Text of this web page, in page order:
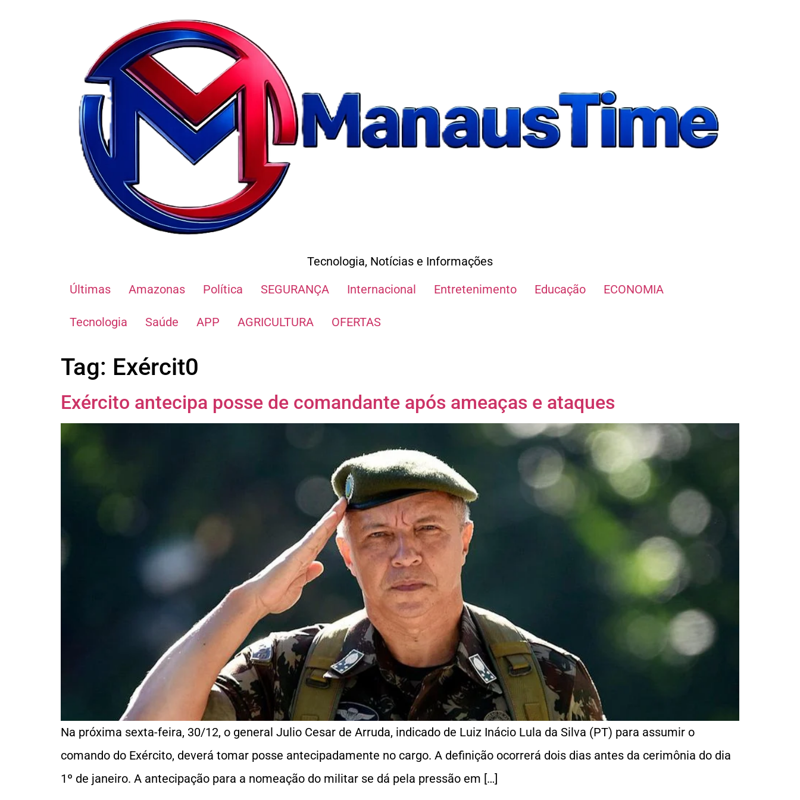
Tecnologia, Notícias e Informações
Últimas
Amazonas Política SEGURANÇA Internacional Entretenimento Educação ECONOMIA
Tecnologia Saúde APP AGRICULTURA OFERTAS
Tag: Exércit0
Exército antecipa posse de comandante após ameaças e ataques
Na próxima sexta-feira, 30/12, o general Julio Cesar de Arruda, indicado de Luiz Inácio Lula da Silva (PT) para assumir o
comando do Exército, deverá tomar posse antecipadamente no cargo. A definição ocorrerá dois dias antes da cerimônia do dia
1º de janeiro. A antecipação para a nomeação do militar se dá pela pressão em […]